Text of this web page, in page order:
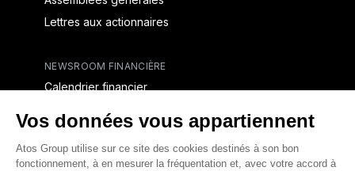
Lettres aux actionnaires
NEWSROOM FINANCIÈRE
Calendrier financier
CAPITAL & DETTE